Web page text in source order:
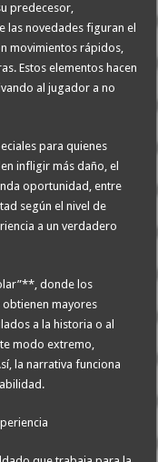
predecesor,
las novedades figuran el
movimientos rápidos,
Estos elementos hacen
al jugador a no
para quienes
infligir más daño, el
oportunidad, entre
según el nivel de
a un verdadero
donde los
mayores
a la historia o al
modo extremo,
la narrativa funciona